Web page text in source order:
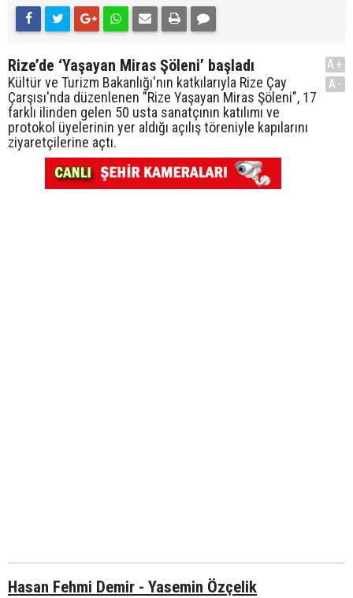
Rize’de ‘Yaşayan Miras Şöleni’ başladı
Kültür ve Turizm Bakanlığı'nın katkılarıyla Rize Çay
Çarşısı'nda düzenlenen "Rize Yaşayan Miras Şöleni", 17
farklı ilinden gelen 50 usta sanatçının katılımı ve
protokol üyelerinin yer aldığı açılış töreniyle kapılarını
ziyaretçilerine açtı.
A+
A-
Hasan Fehmi Demir - Yasemin Özçelik